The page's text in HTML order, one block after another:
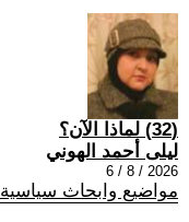
(32) لماذا الآن؟
ليلى أحمد الهوني
2026 / 8 / 6
مواضيع وابحاث سياسية